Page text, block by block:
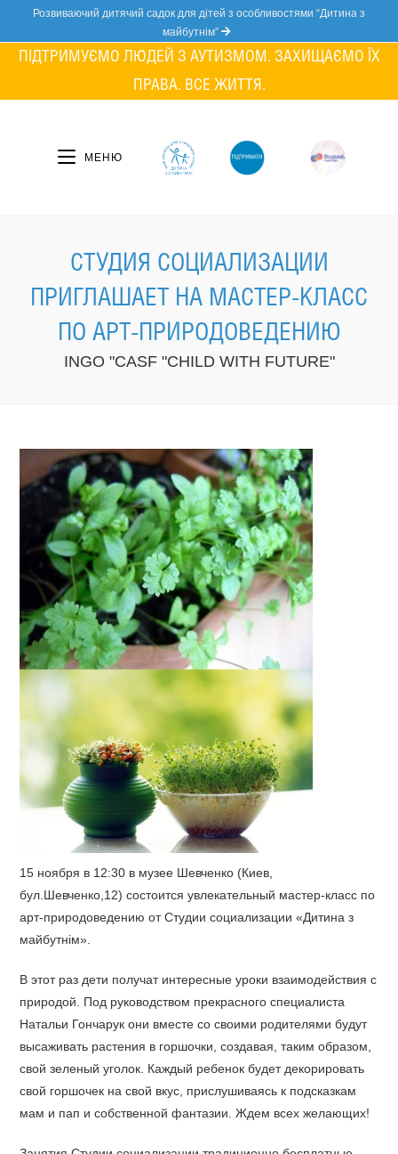
content
Розвиваючий дитячий садок для дітей з особливостями “Дитина з
майбутнім”
ПІДТРИМУЄМО ЛЮДЕЙ З АУТИЗМОМ. ЗАХИЩАЄМО ЇХ
ПРАВА. ВСЕ ЖИТТЯ.
МЕНЮ
СТУДИЯ СОЦИАЛИЗАЦИИ
ПРИГЛАШАЕТ НА МАСТЕР-КЛАСС
ПО АРТ-ПРИРОДОВЕДЕНИЮ
INGO "CASF "CHILD WITH FUTURE"
15 ноября в 12:30 в музее Шевченко (Киев,
бул.Шевченко,12) состоится увлекательный мастер-класс по
арт-природоведению от Студии социализации «Дитина з
майбутнім».
В этот раз дети получат интересные уроки взаимодействия с
природой. Под руководством прекрасного специалиста
Натальи Гончарук они вместе со своими родителями будут
высаживать растения в горшочки, создавая, таким образом,
свой зеленый уголок. Каждый ребенок будет декорировать
свой горшочек на свой вкус, прислушиваясь к подсказкам
мам и пап и собственной фантазии. Ждем всех желающих!